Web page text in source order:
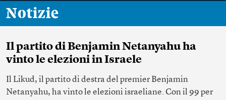
Notizie
Il partito di Benjamin Netanyahu ha
vinto le elezioni in Israele
Il Likud, il partito di destra del premier Benjamin
Netanyahu, ha vinto le elezioni israeliane. Con il 99 per